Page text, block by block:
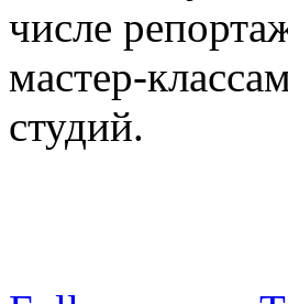
числе
мастер-
студий.